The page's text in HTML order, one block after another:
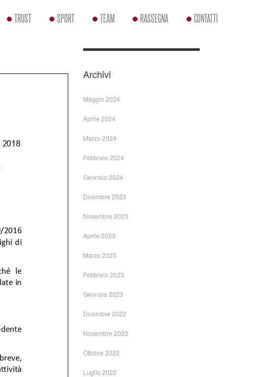
TRUST SPORT TEAM RASSEGNA CONTATTI
Archivi
Maggio 2024
Aprile 2024
Marzo 2024
Febbraio 2024
Gennaio 2024
Dicembre 2023
Novembre 2023
Aprile 2023
Marzo 2023
Febbraio 2023
Gennaio 2023
Dicembre 2022
Novembre 2022
Ottobre 2022
Luglio 2022